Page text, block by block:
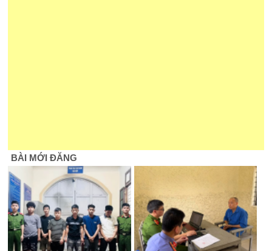
BÀI MỚI ĐĂNG